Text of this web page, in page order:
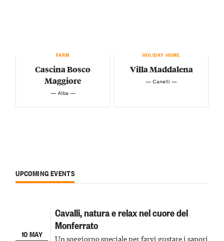
FARM
Cascina Bosco
Maggiore
— Alba —
HOLIDAY HOME
Villa Maddalena
— Canelli —
UPCOMING EVENTS
10 MAY
Cavalli, natura e relax nel cuore del
Monferrato
Un soggiorno speciale per farvi gustare i sapori